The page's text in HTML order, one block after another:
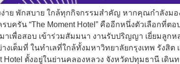
ง่าย พักสบาย ใกล้ทุกกิจกรรมสำคัญ หากคุณกำลังม
ครัน “The Moment Hotel” คืออีกหนึ่งตัวเลือกที่
าเพื่อสอบ เข้าร่วมสัมมนา งานรับปริญญา เยี่ยมลูก
ต็มที่ ในทำเลที่ใกล้ทั้งมหาวิทยาลัยกรุงเทพ รังสิต
Hotel ตั้งอยู่ในย่านคลองหลวง จังหวัดปทุมธานี เ